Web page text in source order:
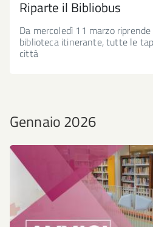
Riparte il Bibliobus
Da mercoledì 11 marzo
biblioteca itinerante, tutte le
città
Gennaio 2026